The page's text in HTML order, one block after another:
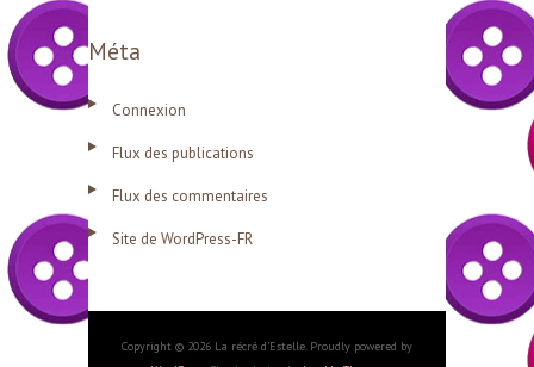
Méta
Connexion
Flux des publications
Flux des commentaires
Site de WordPress-FR
Copyright © 2026 La récré d'Estelle. Proudly powered by